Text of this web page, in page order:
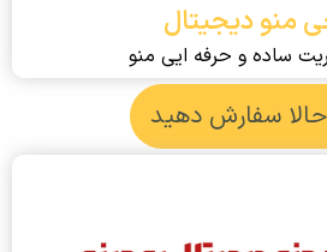
منو دیجیتال
ساده و حرفه ایی منو
سفارش دهید